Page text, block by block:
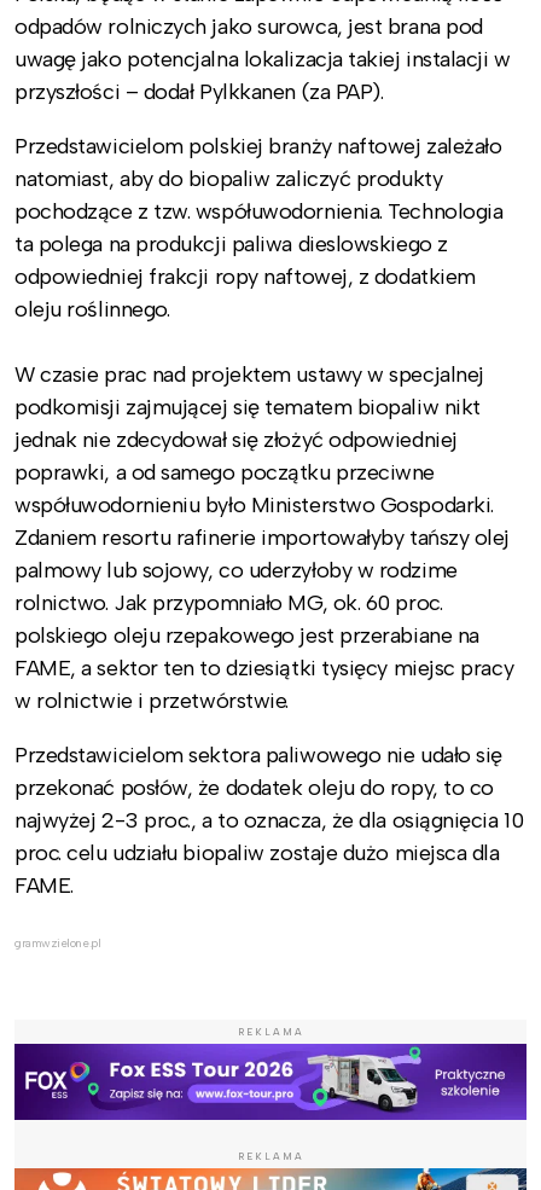
odpadów rolniczych jako surowca, jest brana pod
uwagę jako potencjalna lokalizacja takiej instalacji w
przyszłości – dodał Pylkkanen (za PAP).
Przedstawicielom polskiej branży naftowej zależało
natomiast, aby do biopaliw zaliczyć produkty
pochodzące z tzw. współuwodornienia. Technologia
ta polega na produkcji paliwa dieslowskiego z
odpowiedniej frakcji ropy naftowej, z dodatkiem
oleju roślinnego.
W czasie prac nad projektem ustawy w specjalnej
podkomisji zajmującej się tematem biopaliw nikt
jednak nie zdecydował się złożyć odpowiedniej
poprawki, a od samego początku przeciwne
współuwodornieniu było Ministerstwo Gospodarki.
Zdaniem resortu rafinerie importowałyby tańszy olej
palmowy lub sojowy, co uderzyłoby w rodzime
rolnictwo. Jak przypomniało MG, ok. 60 proc.
polskiego oleju rzepakowego jest przerabiane na
FAME, a sektor ten to dziesiątki tysięcy miejsc pracy
w rolnictwie i przetwórstwie.
Przedstawicielom sektora paliwowego nie udało się
przekonać posłów, że dodatek oleju do ropy, to co
najwyżej 2-3 proc., a to oznacza, że dla osiągnięcia 10
proc. celu udziału biopaliw zostaje dużo miejsca dla
FAME.
gramwzielone.pl
REKLAMA
REKLAMA